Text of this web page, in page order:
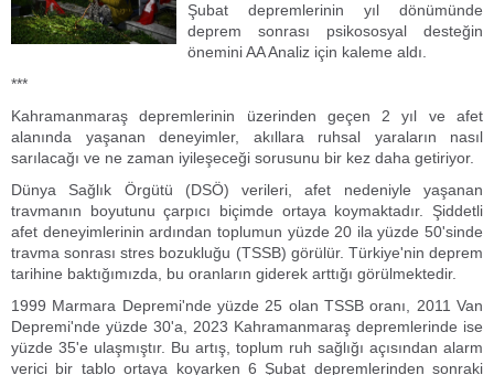
Şubat depremlerinin yıl dönümünde
deprem sonrası psikososyal desteğin
önemini AA Analiz için kaleme aldı.
***
Kahramanmaraş depremlerinin üzerinden geçen 2 yıl ve afet
alanında yaşanan deneyimler, akıllara ruhsal yaraların nasıl
sarılacağı ve ne zaman iyileşeceği sorusunu bir kez daha getiriyor.
Dünya Sağlık Örgütü (DSÖ) verileri, afet nedeniyle yaşanan
travmanın boyutunu çarpıcı biçimde ortaya koymaktadır. Şiddetli
afet deneyimlerinin ardından toplumun yüzde 20 ila yüzde 50'sinde
travma sonrası stres bozukluğu (TSSB) görülür. Türkiye'nin deprem
tarihine baktığımızda, bu oranların giderek arttığı görülmektedir.
1999 Marmara Depremi'nde yüzde 25 olan TSSB oranı, 2011 Van
Depremi'nde yüzde 30'a, 2023 Kahramanmaraş depremlerinde ise
yüzde 35'e ulaşmıştır. Bu artış, toplum ruh sağlığı açısından alarm
verici bir tablo ortaya koyarken 6 Şubat depremlerinden sonraki